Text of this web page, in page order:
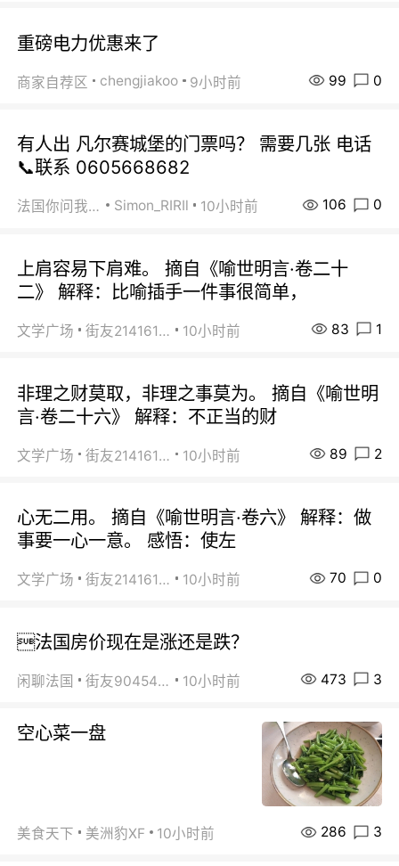
重磅电力优惠来了
商家自荐区 chengjiakoo 9小时前 99 0
有人出 凡尔赛城堡的门票吗？ 需要几张 电话
📞联系 0605668682
法国你问我答 Simon_RIRIl 10小时前 106 0
上肩容易下肩难。 摘自《喻世明言·卷二十
二》 解释：比喻插手一件事很简单，
文学广场 街友21416156 10小时前 83 1
非理之财莫取，非理之事莫为。 摘自《喻世明
言·卷二十六》 解释：不正当的财
文学广场 街友21416156 10小时前 89 2
心无二用。 摘自《喻世明言·卷六》 解释：做
事要一心一意。 感悟：使左
文学广场 街友21416156 10小时前 70 0
法国房价现在是涨还是跌？
闲聊法国 街友90454511 10小时前 473 3
空心菜一盘
美食天下 美洲豹XF 10小时前 286 3